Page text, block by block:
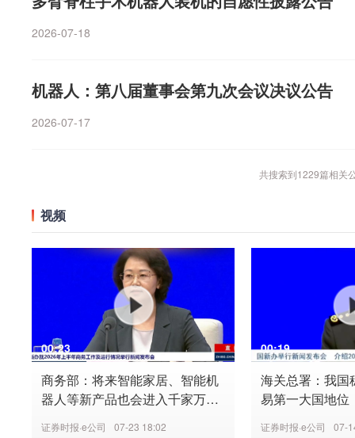
2026-07-18
机器人：第八届董事会第九次会议决议公告
2026-07-17
共搜索到1229篇相关
视频
00:23
商务部：将来智能家居、智能机
器人等新产品也会进入千家万
证券时报·e公司 07-23 18:02
00:19
海关总署：我国
易第一大国地位
证券时报·e公司 07-